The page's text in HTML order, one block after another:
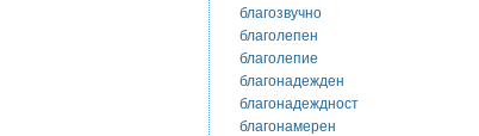
благозвучно
благолепен
благолепие
благонадежден
благонадеждност
благонамерен